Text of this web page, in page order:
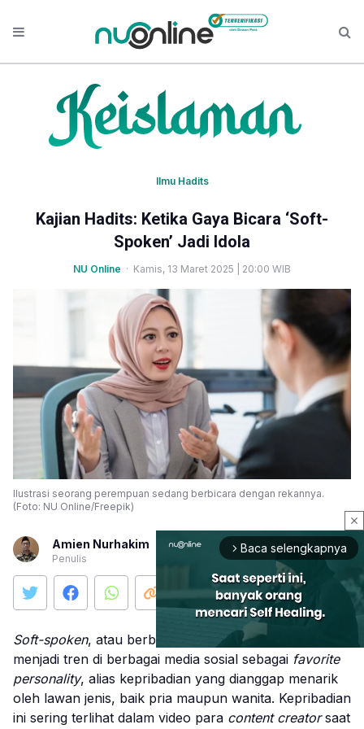
Ilmu Hadits
Kajian Hadits: Ketika Gaya Bicara ‘Soft-
Spoken’ Jadi Idola
NU Online · Kamis, 13 Maret 2025 | 20:00 WIB
Ilustrasi seorang perempuan sedang berbicara dengan rekannya.
(Foto: NU Online/Freepik)
Amien Nurhakim
Penulis
Soft-spoken, atau berbicara dengan nada lembut, kini
menjadi tren di berbagai media sosial sebagai favorite
personality, alias kepribadian yang dianggap menarik
oleh lawan jenis, baik pria maupun wanita. Kepribadian
ini sering terlihat dalam video para content creatorsaat
close
arrow_forward_ios Baca selengkapnya
Mute